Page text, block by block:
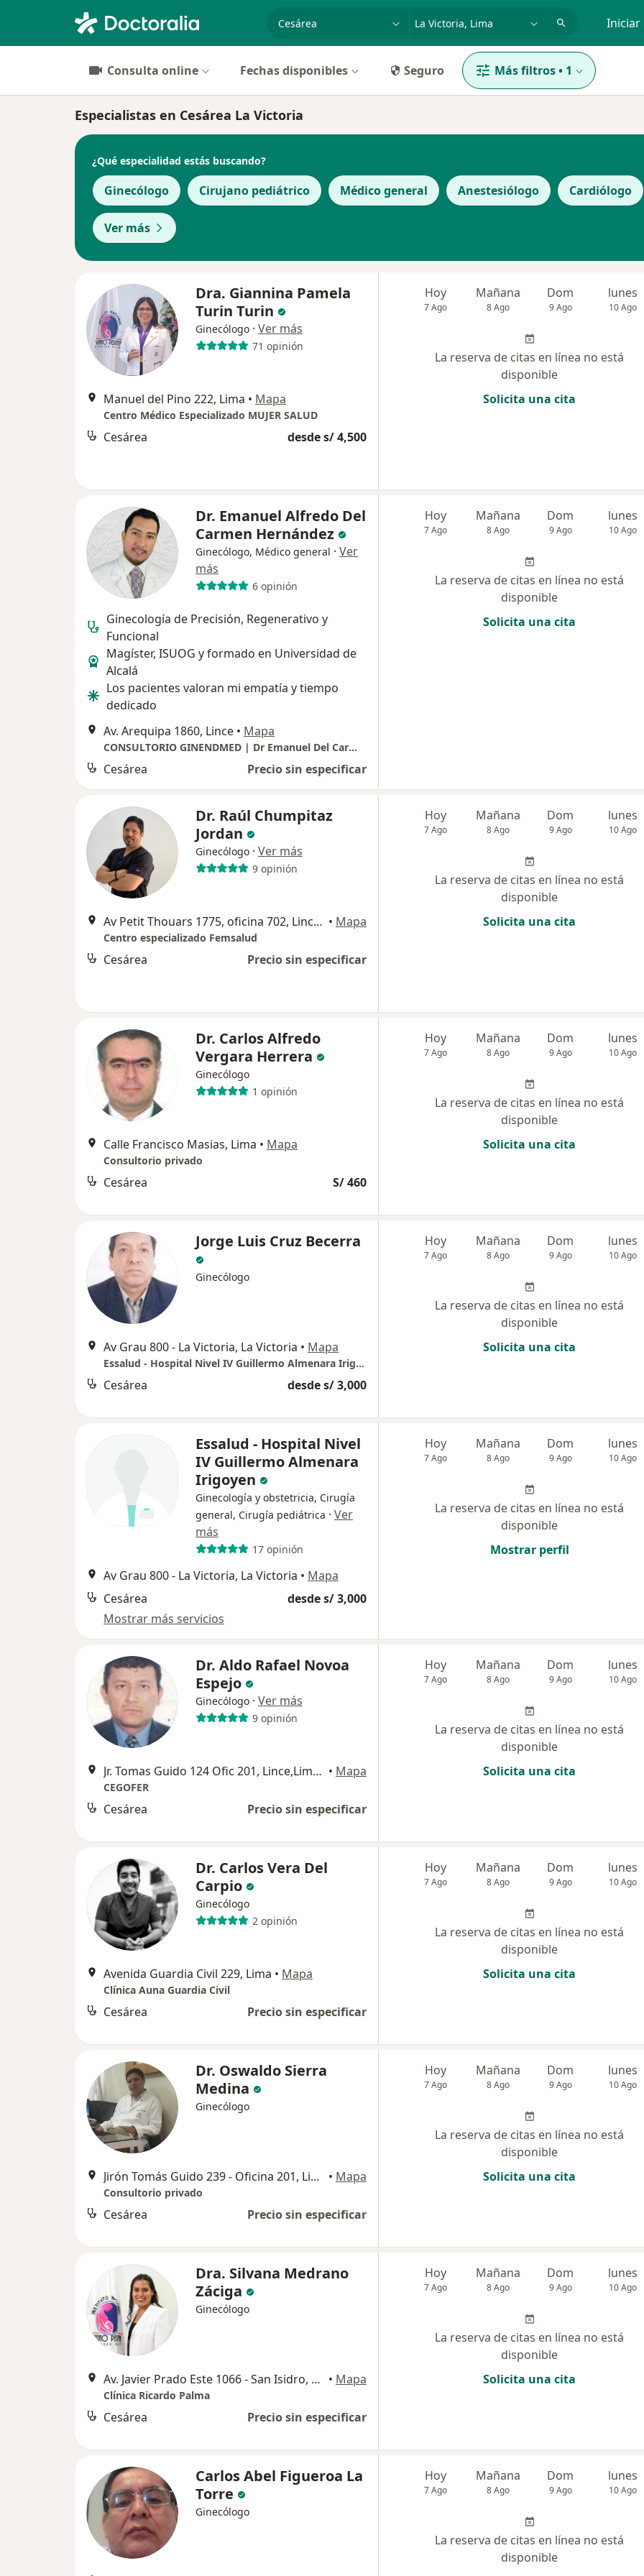
especialidad, enfermedad o nombre Iniciar
Consulta online Fechas disponibles Seguro Más filtros• 1
Especialistas en Cesárea La Victoria
¿Qué especialidad estás buscando?
Ginecólogo Cirujano pediátrico Médico general Anestesiólogo Cardiólogo
Ver más
Dra. Giannina Pamela
Turin Turin
Ginecólogo · Ver más
71 opinión
Manuel del Pino 222, Lima • Mapa
Centro Médico Especializado MUJER SALUD
Cesárea desde s/ 4,500
Hoy
7 Ago
Mañana
8 Ago
Dom
9 Ago
lunes
10 Ago
La reserva de citas en línea no está
disponible
Solicita una cita
Dr. Emanuel Alfredo Del
Carmen Hernández
Ginecólogo, Médico general · Ver
más
6 opinión
Ginecología de Precisión, Regenerativo y
Funcional
Magíster, ISUOG y formado en Universidad de
Alcalá
Los pacientes valoran mi empatía y tiempo
dedicado
Av. Arequipa 1860, Lince • Mapa
CONSULTORIO GINENDMED | Dr Emanuel Del Carmen
Cesárea Precio sin especificar
Hoy
7 Ago
Mañana
8 Ago
Dom
9 Ago
lunes
10 Ago
La reserva de citas en línea no está
disponible
Solicita una cita
Dr. Raúl Chumpitaz
Jordan
Ginecólogo · Ver más
9 opinión
Av Petit Thouars 1775, oficina 702, Lince, Lince • Mapa
Centro especializado Femsalud
Cesárea Precio sin especificar
Hoy
7 Ago
Mañana
8 Ago
Dom
9 Ago
lunes
10 Ago
La reserva de citas en línea no está
disponible
Solicita una cita
Dr. Carlos Alfredo
Vergara Herrera
Ginecólogo
1 opinión
Calle Francisco Masias, Lima • Mapa
Consultorio privado
Cesárea S/ 460
Hoy
7 Ago
Mañana
8 Ago
Dom
9 Ago
lunes
10 Ago
La reserva de citas en línea no está
disponible
Solicita una cita
Jorge Luis Cruz Becerra
Ginecólogo
Av Grau 800 - La Victoria, La Victoria • Mapa
Essalud - Hospital Nivel IV Guillermo Almenara Irigoyen
Cesárea desde s/ 3,000
Hoy
7 Ago
Mañana
8 Ago
Dom
9 Ago
lunes
10 Ago
La reserva de citas en línea no está
disponible
Solicita una cita
Essalud - Hospital Nivel
IV Guillermo Almenara
Irigoyen
Ginecología y obstetricia, Cirugía
general, Cirugía pediátrica · Ver
más
17 opinión
Av Grau 800 - La Victoria, La Victoria • Mapa
Cesárea
desde s/ 3,000
Mostrar más servicios
Hoy
7 Ago
Mañana
8 Ago
Dom
9 Ago
lunes
10 Ago
La reserva de citas en línea no está
disponible
Mostrar perfil
Dr. Aldo Rafael Novoa
Espejo
Ginecólogo · Ver más
9 opinión
Jr. Tomas Guido 124 Ofic 201, Lince,Lima , Peru, Lince • Mapa
CEGOFER
Cesárea Precio sin especificar
Hoy
7 Ago
Mañana
8 Ago
Dom
9 Ago
lunes
10 Ago
La reserva de citas en línea no está
disponible
Solicita una cita
Dr. Carlos Vera Del
Carpio
Ginecólogo
2 opinión
Avenida Guardia Civil 229, Lima • Mapa
Clínica Auna Guardia Civil
Cesárea Precio sin especificar
Hoy
7 Ago
Mañana
8 Ago
Dom
9 Ago
lunes
10 Ago
La reserva de citas en línea no está
disponible
Solicita una cita
Dr. Oswaldo Sierra
Medina
Ginecólogo
Jirón Tomás Guido 239 - Oficina 201, Lince • Mapa
Consultorio privado
Cesárea Precio sin especificar
Hoy
7 Ago
Mañana
8 Ago
Dom
9 Ago
lunes
10 Ago
La reserva de citas en línea no está
disponible
Solicita una cita
Dra. Silvana Medrano
Záciga
Ginecólogo
Av. Javier Prado Este 1066 - San Isidro, Lima • Mapa
Clínica Ricardo Palma
Cesárea Precio sin especificar
Hoy
7 Ago
Mañana
8 Ago
Dom
9 Ago
lunes
10 Ago
La reserva de citas en línea no está
disponible
Solicita una cita
Carlos Abel Figueroa La
Torre
Ginecólogo
Hoy
7 Ago
Mañana
8 Ago
Dom
9 Ago
lunes
10 Ago
La reserva de citas en línea no está
disponible